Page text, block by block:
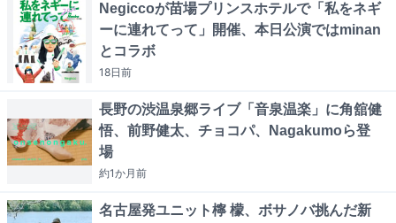
Negiccoが苗場プリンスホテルで「私をネギ
ーに連れてって」開催、本日公演ではminan
とコラボ
18日前
長野の渋温泉郷ライブ「音泉温楽」に角舘健
悟、前野健太、チョコパ、Nagakumoら登
場
約1か月前
名古屋発ユニット檸 檬、ボサノバ挑んだ新